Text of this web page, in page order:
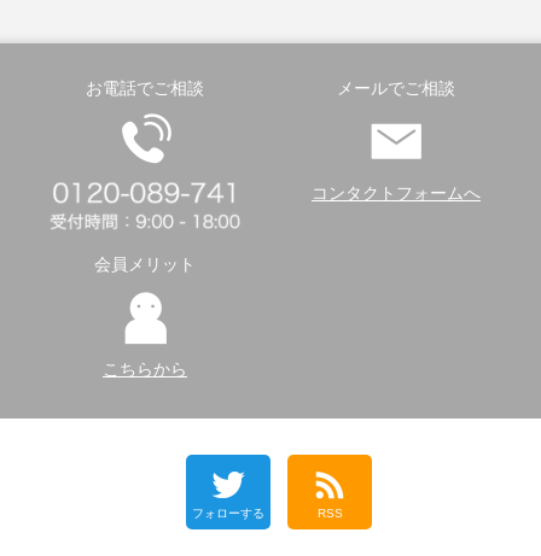
お電話でご相談 メールでご相談
コンタクトフォームへ
会員メリット
こちらから
フォローする RSS